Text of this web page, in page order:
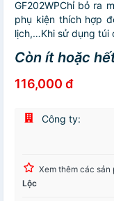
GF202WPChỉ bỏ ra
phụ kiện thích hợp
lịch,…Khi sử dụng túi
Còn ít hoặc
116,000 đ
Công ty:
Xem thêm các sản
Lộc